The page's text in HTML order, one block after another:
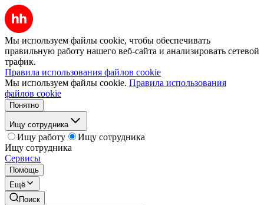
Мы используем файлы cookie, чтобы обеспечивать
правильную работу нашего веб-сайта и анализировать сетевой
трафик.
Правила использования файлов cookie
Мы используем файлы cookie. Правила использования
файлов cookie
Понятно
Ищу сотрудника
Ищу работу
Ищу сотрудника
Ищу сотрудника
Сервисы
Помощь
Ещё
Поиск